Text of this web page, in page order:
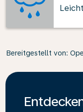
Bereitgestellt von: